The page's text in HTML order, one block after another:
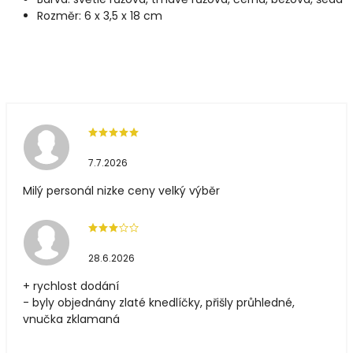
Rozměr: 6 x 3,5 x 18 cm
7.7.2026
Milý personál nizke ceny velký výběr
28.6.2026
+ rychlost dodání
- byly objednány zlaté knedlíčky, přišly průhledné,
vnučka zklamaná